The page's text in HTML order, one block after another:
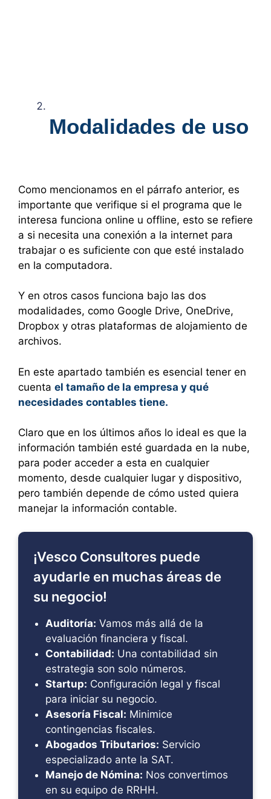
Modalidades de uso
Como mencionamos en el párrafo anterior, es
importante que verifique si el programa que le
interesa funciona online u offline, esto se refiere
a si necesita una conexión a la internet para
trabajar o es suficiente con que esté instalado
en la computadora.
Y en otros casos funciona bajo las dos
modalidades, como Google Drive, OneDrive,
Dropbox y otras plataformas de alojamiento de
archivos.
En este apartado también es esencial tener en
cuenta el tamaño de la empresa y qué
necesidades contables tiene.
Claro que en los últimos años lo ideal es que la
información también esté guardada en la nube,
para poder acceder a esta en cualquier
momento, desde cualquier lugar y dispositivo,
pero también depende de cómo usted quiera
manejar la información contable.
¡Vesco Consultores puede
ayudarle en muchas áreas de
su negocio!
Auditoría: Vamos más allá de la
evaluación financiera y fiscal.
Contabilidad: Una contabilidad sin
estrategia son solo números.
Startup: Configuración legal y fiscal
para iniciar su negocio.
Asesoría Fiscal: Minimice
contingencias fiscales.
Abogados Tributarios: Servicio
especializado ante la SAT.
Manejo de Nómina: Nos convertimos
en su equipo de RRHH.